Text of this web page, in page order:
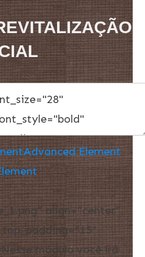
Advanced Element
align=”center”
módulo você irá